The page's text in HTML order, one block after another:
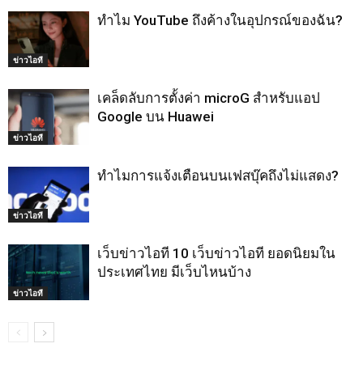
ข่าวไอที
ทำไม YouTube ถึงค้างในอุปกรณ์ของฉัน?
ข่าวไอที
เคล็ดลับการตั้งค่า microG สำหรับแอป
Google บน Huawei
ข่าวไอที
ทำไมการแจ้งเตือนบนเฟสบุ๊คถึงไม่แสดง?
ข่าวไอที
เว็บข่าวไอที 10 เว็บข่าวไอที ยอดนิยมใน
ประเทศไทย มีเว็บไหนบ้าง